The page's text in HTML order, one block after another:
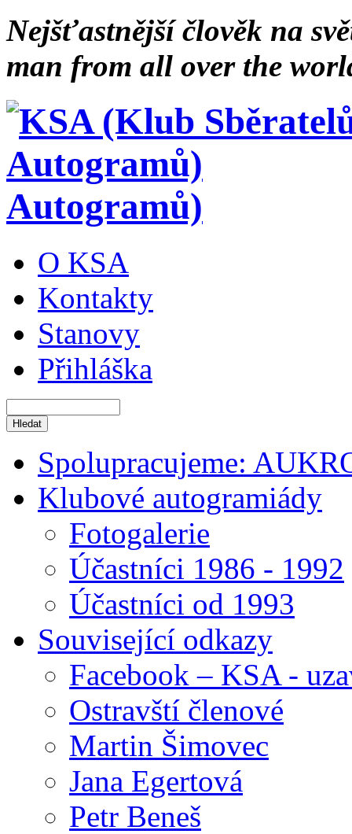
Nejšťastnější člověk na
man from all over the
Autogramů)
O KSA
Kontakty
Stanovy
Přihláška
Spolupracujeme:
Klubové autogramiády
Fotogalerie
Účastníci 1986 - 1992
Účastníci od 1993
Související odkazy
Facebook – KSA -
Ostravští členové
Martin Šimovec
Jana Egertová
Petr Beneš